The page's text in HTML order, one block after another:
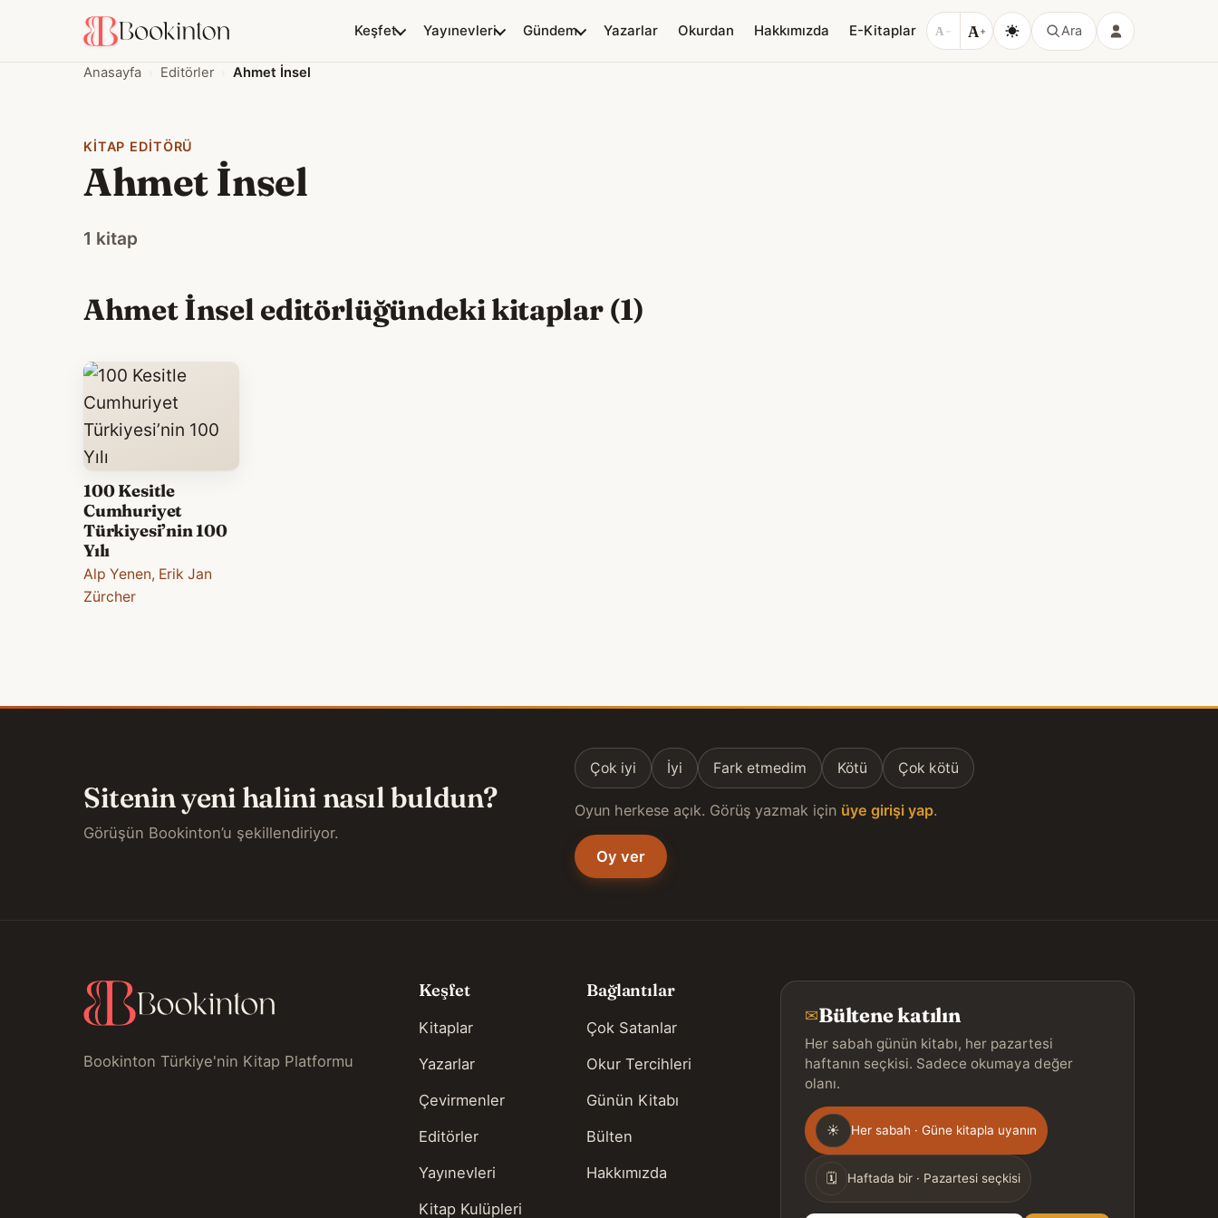
Keşfet Yayınevleri Gündem Yazarlar Okurdan Hakkımızda E-Kitaplar A − A+ Ara
Anasayfa Editörler Ahmet İnsel
KITAP EDITÖRÜ
Ahmet İnsel
1 kitap
Ahmet İnsel editörlüğündeki kitaplar (1)
100 Kesitle
Cumhuriyet
Türkiyesi’nin 100
Yılı
Alp Yenen, Erik Jan
Zürcher
Sitenin yeni halini nasıl buldun?
Görüşün Bookinton’u şekillendiriyor.
Çok iyi İyi Fark etmedim Kötü Çok kötü
Oyun herkese açık. Görüş yazmak için üye girişi yap.
Oy ver
Bookinton Türkiye'nin Kitap Platformu
Keşfet
Kitaplar
Yazarlar
Çevirmenler
Editörler
Yayınevleri
Kitap Kulüpleri
Bağlantılar
Çok Satanlar
Okur Tercihleri
Günün Kitabı
Bülten
Hakkımızda
✉Bültene katılın
Her sabah günün kitabı, her pazartesi
haftanın seçkisi. Sadece okumaya değer
olanı.
Gönderim
sıklığı
☀ Her sabah · Güne kitapla uyanın
🗓 Haftada bir · Pazartesi seçkisi